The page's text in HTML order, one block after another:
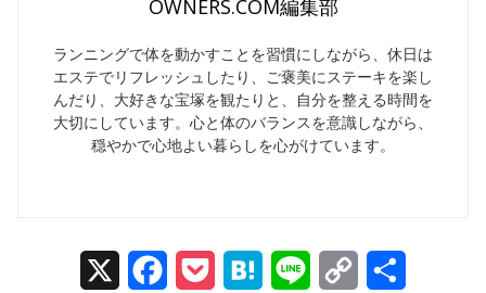
OWNERS.COM編集部
ランニングで体を動かすことを習慣にしながら、休日は
エステでリフレッシュしたり、ご褒美にステーキを楽し
んだり、大好きな宝塚を観たりと、自分を整える時間を
大切にしています。心と体のバランスを意識しながら、
穏やかで心地よい暮らしを心がけています。
Facebook
Pocket Hatena Line
Copy